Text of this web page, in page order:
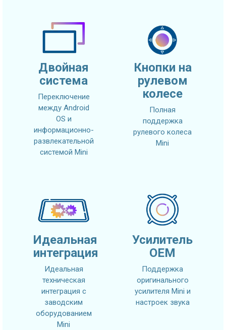
Двойная
система
Переключение
между Android
OS и
информационно-
развлекательной
системой Mini
Кнопки на
рулевом
колесе
Полная
поддержка
рулевого колеса
Mini
Идеальная
интеграция
Идеальная
техническая
интеграция с
заводским
оборудованием
Mini
Усилитель
OEM
Поддержка
оригинального
усилителя Mini и
настроек звука